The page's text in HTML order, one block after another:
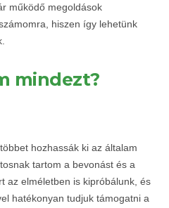
működő megoldások
hiszen így lehetünk
mindezt?
hozhassák ki az általam
tartom a bevonást és a
az elméletben is kipróbálunk, és
hatékonyan tudjuk támogatni a